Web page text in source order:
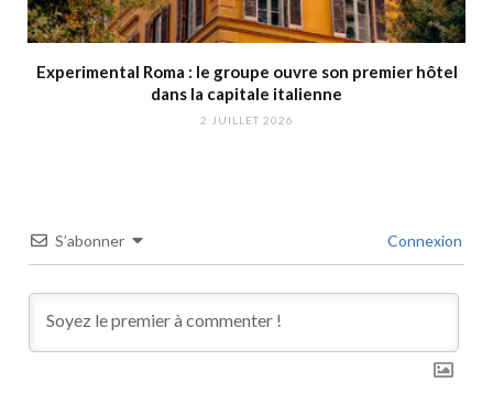
Experimental Roma : le groupe ouvre son premier hôtel
dans la capitale italienne
2 JUILLET 2026
S’abonner Connexion